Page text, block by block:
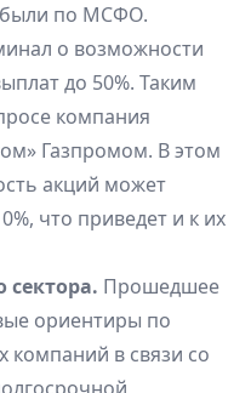
по МСФО.
о возможности
до 50%. Таким
компания
Газпромом. В этом
акций может
что приведет и к их
сектора. Прошедшее
ориентиры по
компаний в связи со